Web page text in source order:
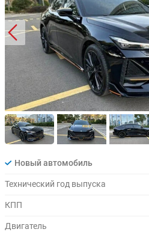
Новый автомобиль
Технический год выпуска
КПП
Двигатель